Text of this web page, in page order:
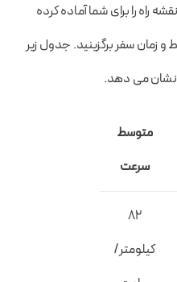
راه را برای شما آماده کرده
و زمان سفر برگزینید. جدول زیر
نشان می دهد.
متوسط
سرعت
82
کیلومتر/